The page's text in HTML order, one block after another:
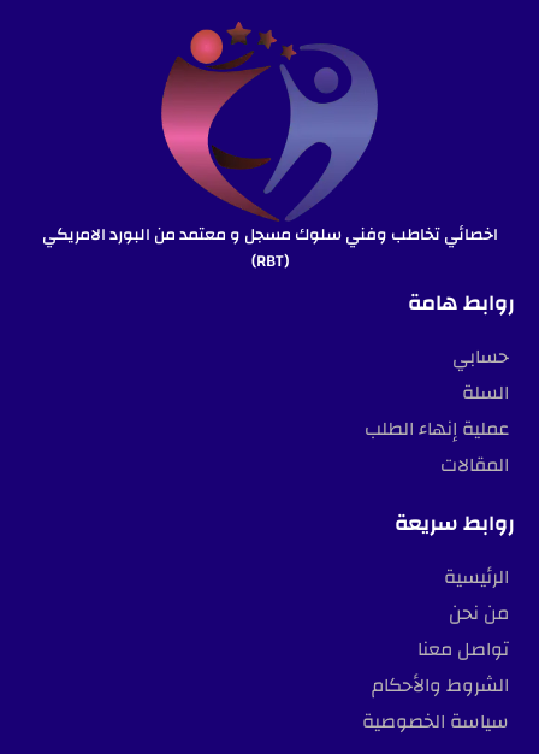
اخصائي تخاطب وفني سلوك مسجل و معتمد من البورد الامريكي
(RBT)
روابط هامة
حسابي
السلة
عملية إنهاء الطلب
المقالات
روابط سريعة
الرئيسية
من نحن
تواصل معنا
الشروط والأحكام
سياسة الخصوصية